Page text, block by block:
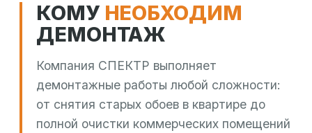
КОМУ НЕОБХОДИМ
ДЕМОНТАЖ
Компания СПЕКТР выполняет
демонтажные работы любой сложности:
от снятия старых обоев в квартире до
полной очистки коммерческих помещений